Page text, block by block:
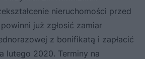
nieruchomości przed
już zgłosić zamiar
z bonifikatą i zapłacić
lutego 2020. Terminy na